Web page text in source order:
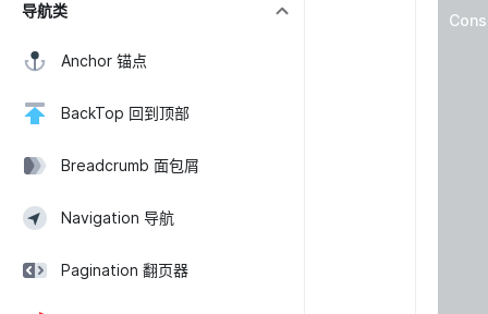
导航类
Anchor 锚点
BackTop 回到顶部
Breadcrumb 面包屑
Navigation 导航
Pagination 翻页器